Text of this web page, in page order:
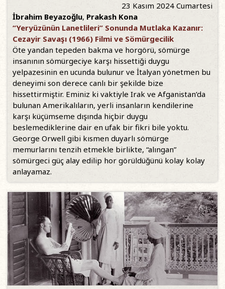
23 Kasım 2024 Cumartesi
İbrahim Beyazoğlu, Prakash Kona
“Yeryüzünün Lanetlileri” Sonunda Mutlaka Kazanır:
Cezayir Savaşı (1966) Filmi ve Sömürgecilik
Öte yandan tepeden bakma ve horgörü, sömürge
insanının sömürgeciye karşı hissettiği duygu
yelpazesinin en ucunda bulunur ve İtalyan yönetmen bu
deneyimi son derece canlı bir şekilde bize
hissettirmiştir. Eminiz ki vaktiyle Irak ve Afganistan’da
bulunan Amerikalıların, yerli insanların kendilerine
karşı küçümseme dışında hiçbir duygu
beslemediklerine dair en ufak bir fikri bile yoktu.
George Orwell gibi kısmen duyarlı sömürge
memurlarını tenzih etmekle birlikte, “alıngan”
sömürgeci güç alay edilip hor görüldüğünü kolay kolay
anlayamaz.